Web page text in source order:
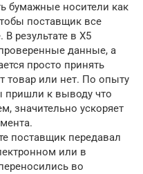
бумажные носители как
поставщик все
результате в Х5
данные, а
просто принять
товар или нет. По опыту
пришли к выводу что
значительно ускоряет
поставщик передавал
или в
во